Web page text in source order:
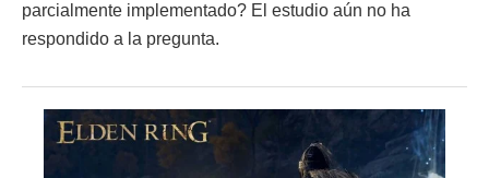
parcialmente implementado? El estudio aún no ha
respondido a la pregunta.